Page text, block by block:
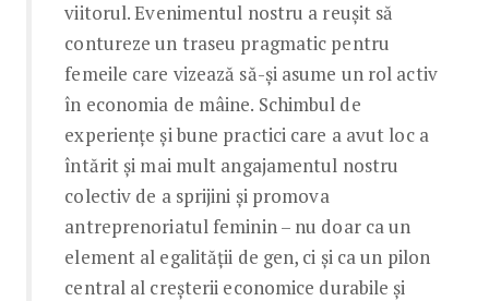
viitorul. Evenimentul nostru a reușit să
contureze un traseu pragmatic pentru
femeile care vizează să-și asume un rol activ
în economia de mâine. Schimbul de
experiențe și bune practici care a avut loc a
întărit și mai mult angajamentul nostru
colectiv de a sprijini și promova
antreprenoriatul feminin – nu doar ca un
element al egalității de gen, ci și ca un pilon
central al creșterii economice durabile și